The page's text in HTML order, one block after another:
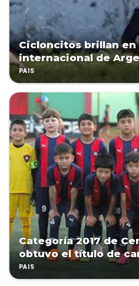
Cicloncitos brillan
internacional de
PAÍS
Categoría 2017 de
obtuvo el título de
PAÍS